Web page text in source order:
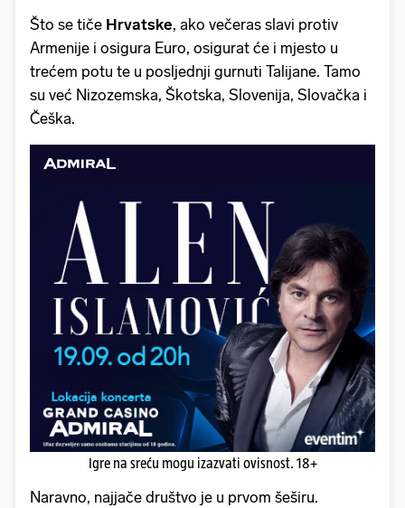
Što se tiče Hrvatske, ako večeras slavi protiv
Armenije i osigura Euro, osigurat će i mjesto u
trećem potu te u posljednji gurnuti Talijane. Tamo
su već Nizozemska, Škotska, Slovenija, Slovačka i
Češka.
Igre na sreću mogu izazvati ovisnost. 18+
Naravno, najjače društvo je u prvom šeširu.